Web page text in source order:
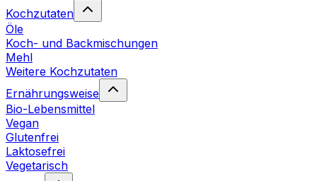
Kochzutaten
Öle
Koch- und Backmischungen
Mehl
Weitere Kochzutaten
Ernährungsweise
Bio-Lebensmittel
Vegan
Glutenfrei
Laktosefrei
Vegetarisch